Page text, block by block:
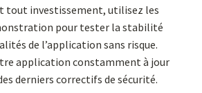
tout investissement, utilisez les
pour tester la stabilité
de l’application sans risque.
application constamment à jour
derniers correctifs de sécurité.